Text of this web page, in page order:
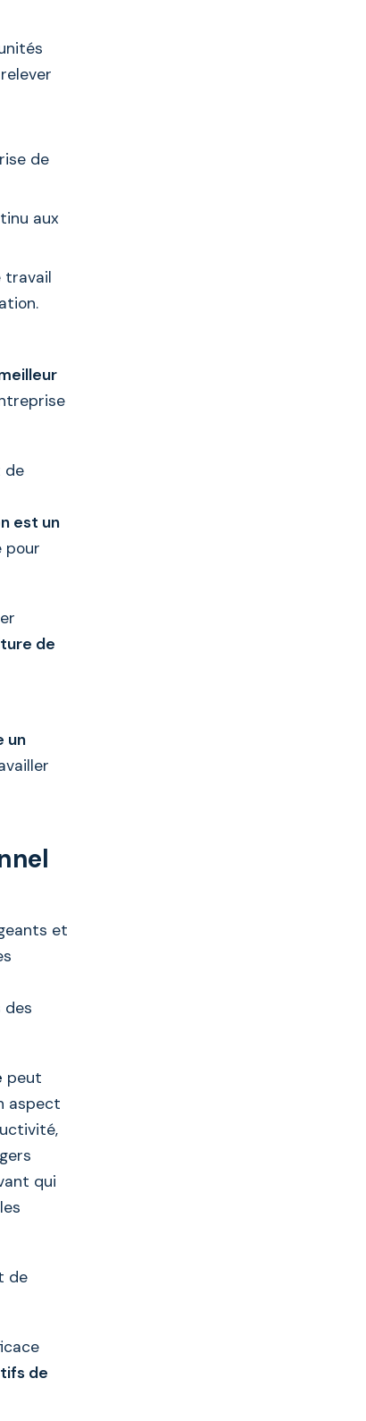
de
aux
travail
de
est un
pour
de
un
et
des
peut
aspect
qui
de
de